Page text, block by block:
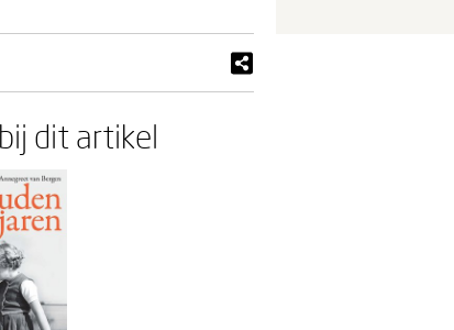
dit artikel